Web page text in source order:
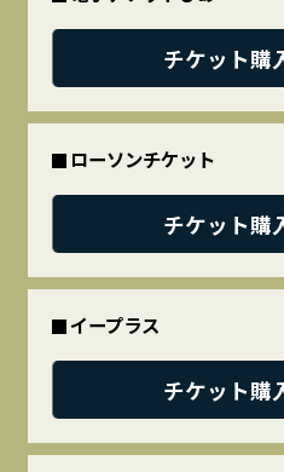
チケット購
ローソンチケット
チケット購
イープラス
チケット購